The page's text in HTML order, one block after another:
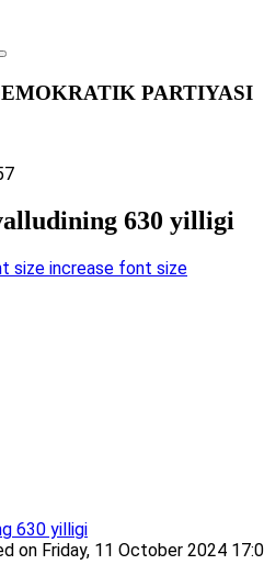
PARTIYASI
630 yilligi
size increase font size
on Friday, 11 October 2024